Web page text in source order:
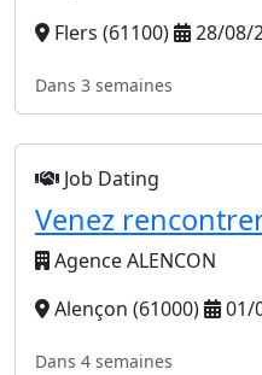
Flers (61100)
28/08/
Dans 3 semaines
Job Dating
Venez
Agence ALENCON
Alençon (61000)
01/
Dans 4 semaines